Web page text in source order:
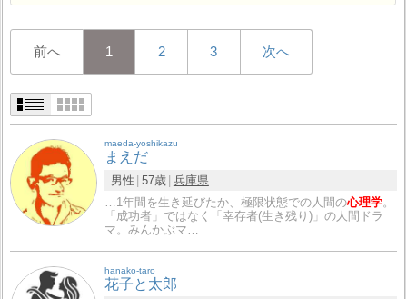
前へ 1 2 3 次へ
maeda-yoshikazu
まえだ
男性 57歳 兵庫県
…1年間を生き延びたか、極限状態での人間の心理学。
「成功者」ではなく「幸存者(生き残り)」の人間ドラ
マ。みんかぶマ…
hanako-taro
花子と太郎